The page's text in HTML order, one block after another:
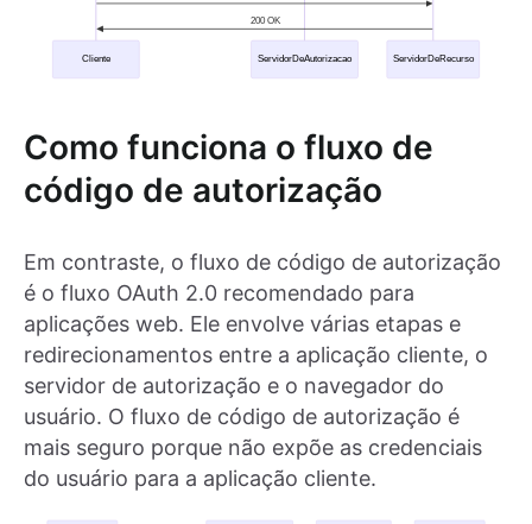
Como funciona o fluxo de
código de autorização
Em contraste, o fluxo de código de autorização
é o fluxo OAuth 2.0 recomendado para
aplicações web. Ele envolve várias etapas e
redirecionamentos entre a aplicação cliente, o
servidor de autorização e o navegador do
usuário. O fluxo de código de autorização é
mais seguro porque não expõe as credenciais
do usuário para a aplicação cliente.